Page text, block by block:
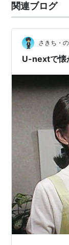
花の生涯（
記念樹 (1966
源義経（1966
新吾十番勝負
木下恵介・人
木下恵介・人
新・平家物語
眠狂四郎（
世なおし奉行
運命峠（1974
さくらの唄（
砂の器（1977
鳴門秘帖（
若さま侍捕物
離婚ともだち
関連ブログ
さきち・
U-nextで懐